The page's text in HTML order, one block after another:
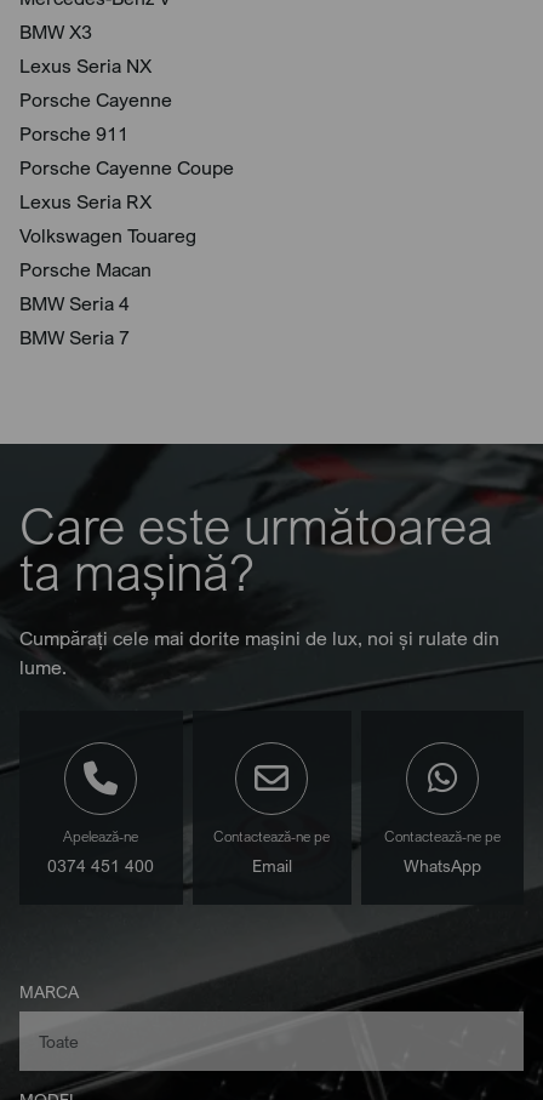
BMW X3
Lexus Seria NX
Porsche Cayenne
Porsche 911
Porsche Cayenne Coupe
Lexus Seria RX
Volkswagen Touareg
Porsche Macan
BMW Seria 4
BMW Seria 7
Care este următoarea
ta mașină?
Cumpărați cele mai dorite mașini de lux, noi și rulate din
lume.
Apelează-ne
0374 451 400
Contactează-ne pe
Email
Contactează-ne pe
WhatsApp
MARCA